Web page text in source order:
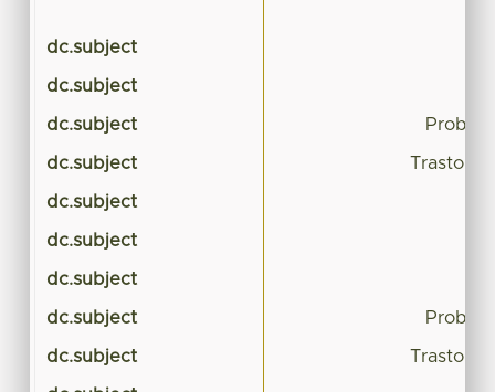
dc.subject
dc.subject
dc.subject
dc.subject
dc.subject
dc.subject
dc.subject
dc.subject
dc.subject